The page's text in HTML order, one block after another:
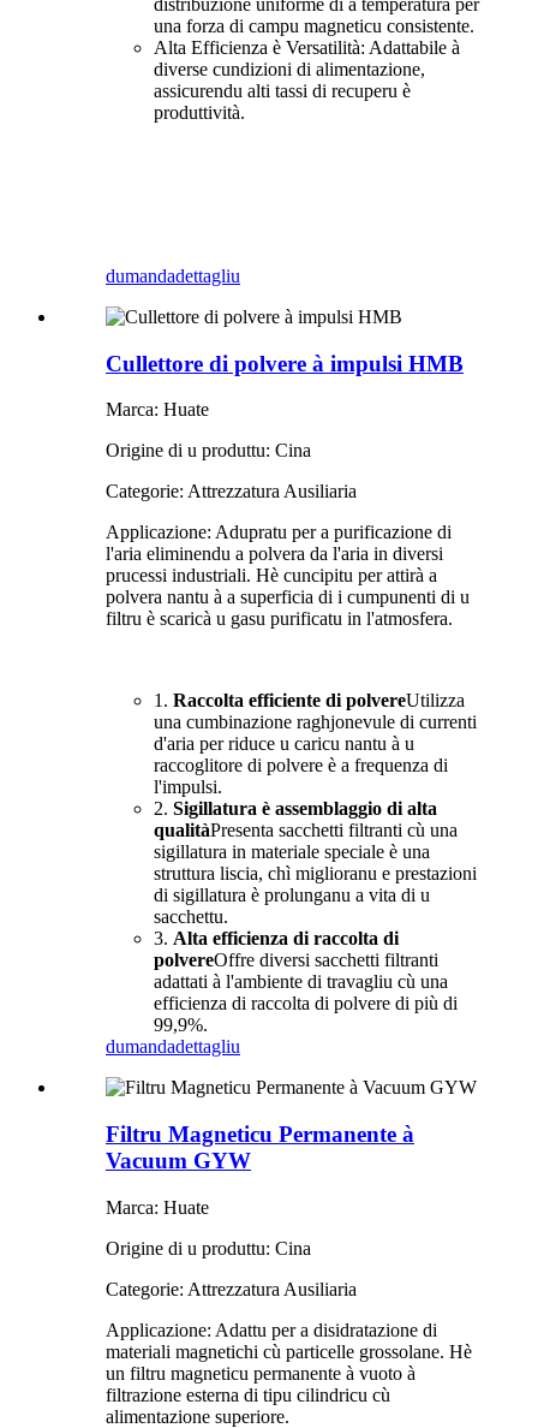
una forza di campu magneticu consistente.
Alta Efficienza è Versatilità: Adattabile à
diverse cundizioni di alimentazione,
assicurendu alti tassi di recuperu è
produttività.
dumandadettagliu
Cullettore di polvere à impulsi HMB
Marca: Huate
Origine di u produttu: Cina
Categorie: Attrezzatura Ausiliaria
Applicazione: Adupratu per a purificazione di
l'aria eliminendu a polvera da l'aria in diversi
prucessi industriali. Hè cuncipitu per attirà a
polvera nantu à a superficia di i cumpunenti di u
filtru è scaricà u gasu purificatu in l'atmosfera.
1. Raccolta efficiente di polvereUtilizza
una cumbinazione raghjonevule di currenti
d'aria per riduce u caricu nantu à u
raccoglitore di polvere è a frequenza di
l'impulsi.
2. Sigillatura è assemblaggio di alta
qualitàPresenta sacchetti filtranti cù una
sigillatura in materiale speciale è una
struttura liscia, chì miglioranu e prestazioni
di sigillatura è prolunganu a vita di u
sacchettu.
3. Alta efficienza di raccolta di
polvereOffre diversi sacchetti filtranti
adattati à l'ambiente di travagliu cù una
efficienza di raccolta di polvere di più di
99,9%.
dumandadettagliu
Filtru Magneticu Permanente à
Vacuum GYW
Marca: Huate
Origine di u produttu: Cina
Categorie: Attrezzatura Ausiliaria
Applicazione: Adattu per a disidratazione di
materiali magnetichi cù particelle grossolane. Hè
un filtru magneticu permanente à vuoto à
filtrazione esterna di tipu cilindricu cù
alimentazione superiore.